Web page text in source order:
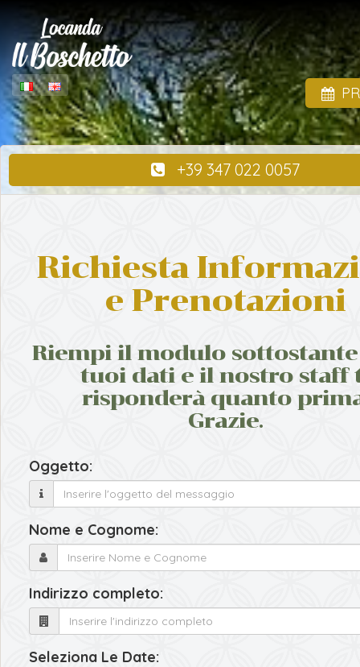
+39 347 022 0057
Richiesta
e Prenotazioni
Riempi il modulo
tuoi dati e il nostro staff
risponderà quanto
Grazie.
Oggetto:
Nome e Cognome:
Indirizzo completo:
Seleziona Le Date: